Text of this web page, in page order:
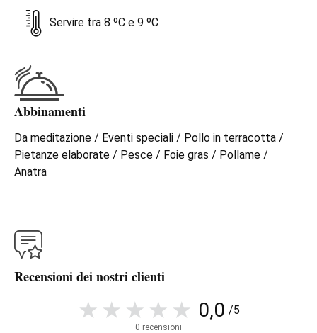
Servire tra 8 ºC e 9 ºC
Abbinamenti
Da meditazione / Eventi speciali / Pollo in terracotta /
Pietanze elaborate / Pesce / Foie gras / Pollame /
Anatra
Recensioni dei nostri clienti
0,0 /5
0 recensioni